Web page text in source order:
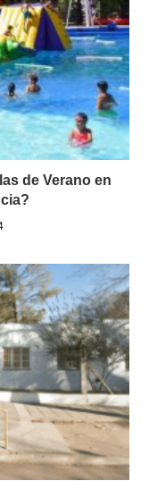
de Verano en